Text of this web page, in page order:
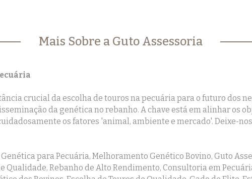
Mais Sobre a Guto Assessoria
crucial da escolha de touros na pecuária para o futuro dos
da genética no rebanho. A chave está em alinhar os
os fatores 'animal, ambiente e mercado'. Deixe-
para Pecuária, Melhoramento Genético Bovino, Guto
Qualidade, Rebanho de Alto Rendimento, Consultoria em